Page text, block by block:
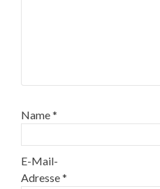
Name*
E-Mail-
Adresse*